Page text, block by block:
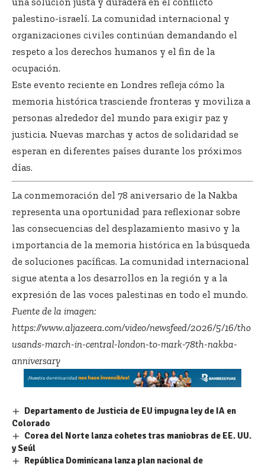
palestino-israelí. La comunidad internacional y
organizaciones civiles continúan demandando el
respeto a los derechos humanos y el fin de la
ocupación.
Este evento reciente en Londres refleja cómo la
memoria histórica trasciende fronteras y moviliza a
personas alrededor del mundo para exigir paz y
justicia. Nuevas marchas y actos de solidaridad se
esperan en diferentes países durante los próximos
días.
La conmemoración del 78 aniversario de la Nakba
representa una oportunidad para reflexionar sobre
las consecuencias del desplazamiento masivo y la
importancia de la memoria histórica en la búsqueda
de soluciones pacíficas. La comunidad internacional
sigue atenta a los desarrollos en la región y a la
expresión de las voces palestinas en todo el mundo.
Fuente de la imagen:
https://www.aljazeera.com/video/newsfeed/2026/5/16/tho
usands-march-in-central-london-to-mark-78th-nakba-
anniversary
Departamento de Justicia de EU impugna ley de IA en
Colorado
Corea del Norte lanza cohetes tras maniobras de EE. UU.
y Seúl
República Dominicana lanza plan nacional de